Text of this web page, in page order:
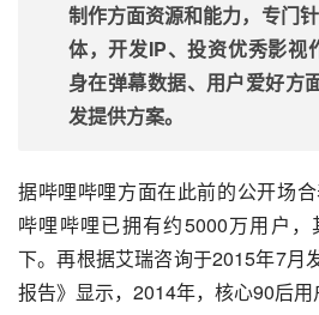
制作方面资源和能力，专门
体，开发IP、投资优秀影视
身在弹幕数据、用户爱好方
发提供方案。
据哔哩哔哩方面在此前的公开场合
哔哩哔哩已拥有约5000万用户
下。再根据艾瑞咨询于2015年7月
报告》显示，2014年，核心90后用